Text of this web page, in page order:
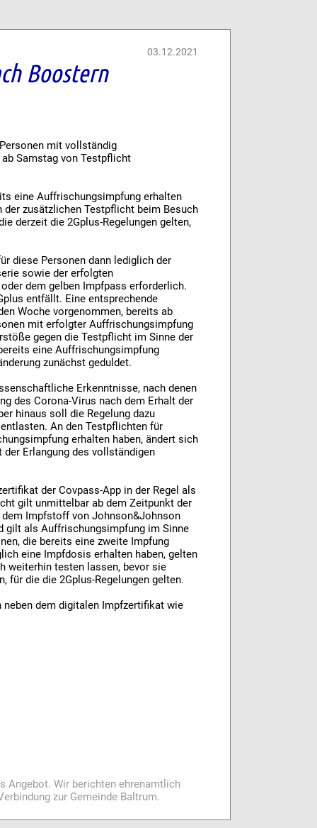
03.12.2021
Boostern
mit vollständig
Samstag von Testpflicht
eine Auffrischungsimpfung erhalten
der zusätzlichen Testpflicht beim Besuch
derzeit die 2Gplus-Regelungen gelten,
diese Personen dann lediglich der
sowie der erfolgten
dem gelben Impfpass erforderlich.
entfällt. Eine entsprechende
Woche vorgenommen, bereits ab
mit erfolgter Auffrischungsimpfung
gegen die Testpflicht im Sinne der
eine Auffrischungsimpfung
zunächst geduldet.
Erkenntnisse, nach denen
des Corona-Virus nach dem Erhalt der
hinaus soll die Regelung dazu
An den Testpflichten für
erhalten haben, ändert sich
Erlangung des vollständigen
der Covpass-App in der Regel als
gilt unmittelbar ab dem Zeitpunkt der
Impfstoff von Johnson&Johnson
gilt als Auffrischungsimpfung im Sinne
die bereits eine zweite Impfung
eine Impfdosis erhalten haben, gelten
weiterhin testen lassen, bevor sie
für die die 2Gplus-Regelungen gelten.
dem digitalen Impfzertifikat wie
Angebot. Wir berichten ehrenamtlich
zur Gemeinde Baltrum.